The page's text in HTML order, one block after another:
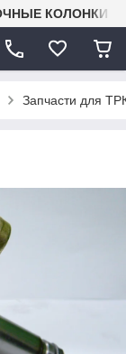
КОЛОНКИ
Запчасти для